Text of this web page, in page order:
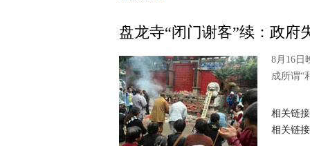
盘龙寺“闭门谢客”续：政府
8月16日
成所谓“
相关链
相关链